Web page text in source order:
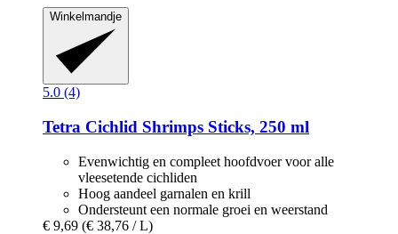
Winkelmandje
5.0 (4)
Tetra Cichlid Shrimps Sticks, 250 ml
Evenwichtig en compleet hoofdvoer voor alle
vleesetende cichliden
Hoog aandeel garnalen en krill
Ondersteunt een normale groei en weerstand
€ 9,69 (€ 38,76 / L)